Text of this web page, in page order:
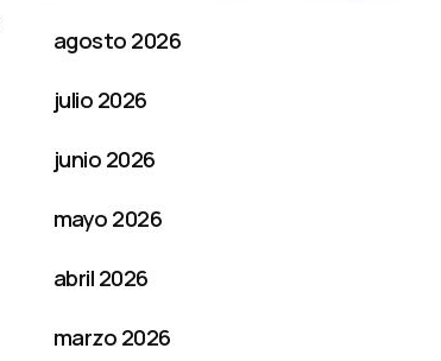
agosto 2026
julio 2026
junio 2026
mayo 2026
abril 2026
marzo 2026